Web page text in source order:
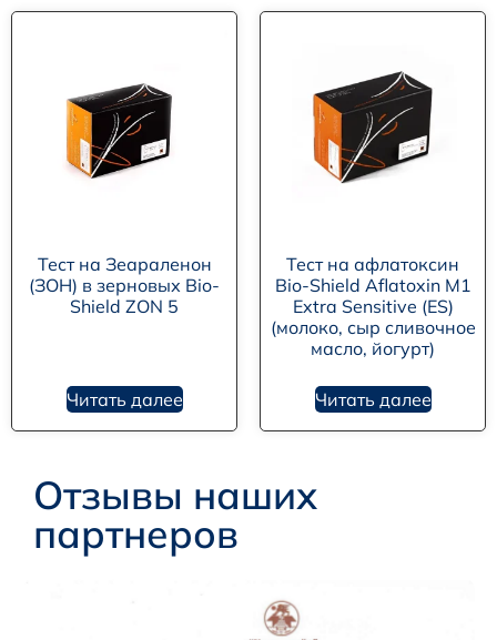
Тест на Зеараленон
(ЗОН) в зерновых Bio-
Shield ZON 5
Читать далее
Тест на афлатоксин
Bio-Shield Aflatoxin M1
Extra Sensitive (ES)
(молоко, сыр сливочное
масло, йогурт)
Читать далее
Отзывы наших
партнеров